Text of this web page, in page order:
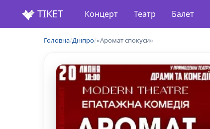
ТІКЕТ Концерт Театр Балет
Головна/Дніпро/«Аромат спокуси»